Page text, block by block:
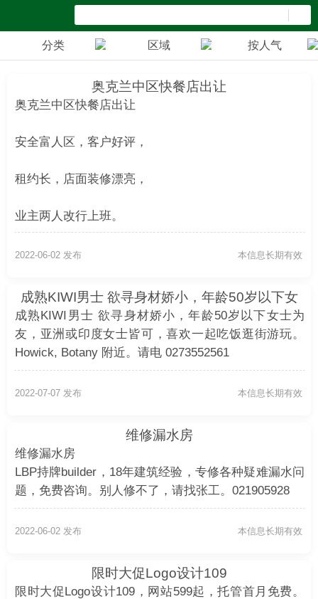
分类 区域 按人气
奥克兰中区快餐店出让
奥克兰中区快餐店出让
安全富人区，客户好评，
租约长，店面装修漂亮，
业主两人改行上班。
电 021-027-16403 本信息长期有效
2022-06-02 发布
成熟KIWI男士 欲寻身材娇小，年龄50岁以下女
士为友
成熟KIWI男士 欲寻身材娇小，年龄50岁以下女士为
友，亚洲或印度女士皆可，喜欢一起吃饭逛街游玩。
Howick, Botany 附近。请电 0273552561
本信息长期有效
2022-07-07 发布
维修漏水房
维修漏水房
LBP持牌builder，18年建筑经验，专修各种疑难漏水问
题，免费咨询。别人修不了，请找张工。021905928
本信息长期有效
2022-06-02 发布
限时大促Logo设计109
限时大促Logo设计109，网站599起，托管首月免费。